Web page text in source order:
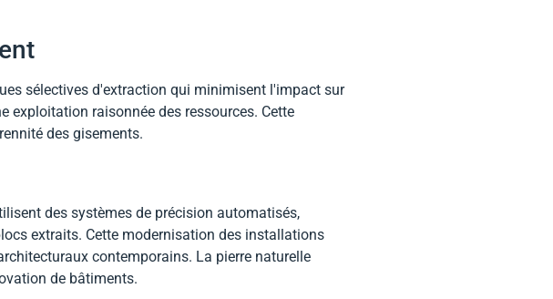
sélectives d'extraction qui minimisent l'impact sur
exploitation raisonnée des ressources. Cette
des gisements.
des systèmes de précision automatisés,
extraits. Cette modernisation des installations
contemporains. La pierre naturelle
de bâtiments.